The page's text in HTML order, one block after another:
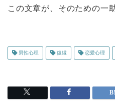
この文章が、そのための一
男性心理 復縁 恋愛心理